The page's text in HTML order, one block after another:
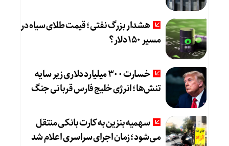
هشدار بزرگ نفتی؛ قیمت طلای سیاه در
مسیر ۱۵۰ دلار؟
خسارت ۳۰۰ میلیارد دلاری زیر سایه
تنش‌ها؛ انرژی خلیج فارس قربانی جنگ
سهمیه بنزین به کارت بانکی منتقل
می‌شود؛ زمان اجرای سراسری اعلام شد